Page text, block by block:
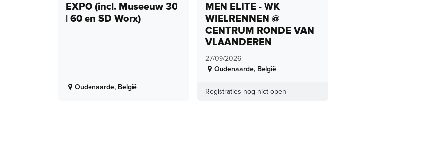
EXPO (incl. Museeuw 30
| 60 en SD Worx)
Oudenaarde, België
MEN ELITE - WK
WIELRENNEN @
CENTRUM RONDE VAN
VLAANDEREN
27/09/2026
Oudenaarde, België
Registraties nog niet open